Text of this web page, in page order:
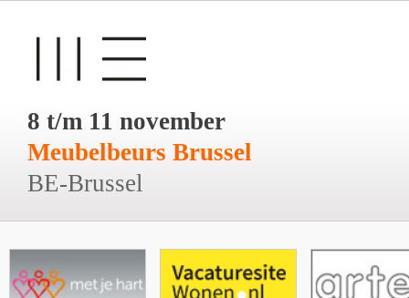
8 t/m 11 november
Meubelbeurs Brussel
BE-Brussel